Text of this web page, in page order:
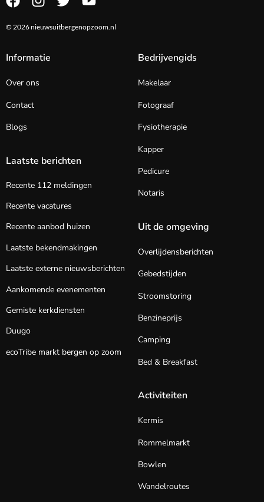
© 2026 nieuwsuitbergenopzoom.nl
Informatie
Over ons
Contact
Blogs
Laatste berichten
Recente 112 meldingen
Recente vacatures
Recente aanbod huizen
Laatste bekendmakingen
Laatste externe nieuwsberichten
Aankomende evenementen
Gemiste kerkdiensten
Duugo
ecoTribe markt bergen op zoom
Bedrijvengids
Makelaar
Fotograaf
Fysiotherapie
Kapper
Pedicure
Notaris
Uit de omgeving
Overlijdensberichten
Gebedstijden
Stroomstoring
Benzineprijs
Camping
Bed & Breakfast
Activiteiten
Kermis
Rommelmarkt
Bowlen
Wandelroutes